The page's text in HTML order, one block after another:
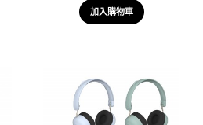
加入購物車